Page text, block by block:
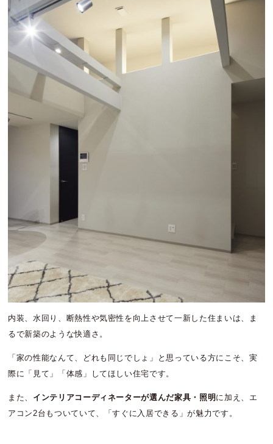
内装、水回り、断熱性や気密性を向上させて一新した住まいは、ま
るで新築のような快適さ。
「家の性能なんて、どれも同じでしょ」と思っている方にこそ、実
際に「見て」「体感」してほしい住宅です。
また、 インテリアコーディネーターが選んだ家具・照明 に加え、エ
アコン2台もついていて、「すぐに入居できる」が魅力です。